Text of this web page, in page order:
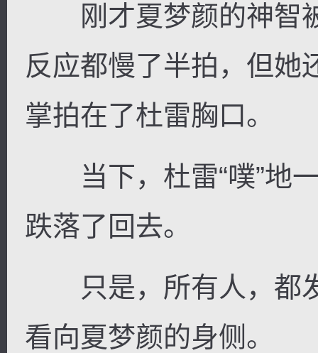
刚才夏梦颜的神智
反应都慢了半拍，但她
掌拍在了杜雷胸口。
当下，杜雷“噗”地一
跌落了回去。
只是，所有人，都
看向夏梦颜的身侧。